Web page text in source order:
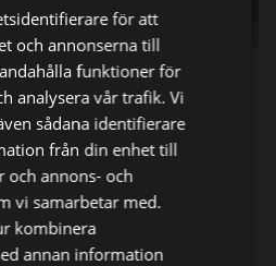
vi den amerikanska flottans
NCIS med specialagent
hans team tar sig an allt
till terrorism och
för att
och annonserna till
funktioner för
analysera vår trafik. Vi
sådana identifierare
från din enhet till
och annons- och
vi samarbetar med.
kombinera
annan information